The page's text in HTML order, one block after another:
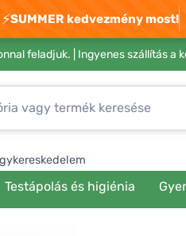
⚡SUMMER kedvezmény most!
feladjuk. | Ingyenes szállítás a
Testápolás és higiénia